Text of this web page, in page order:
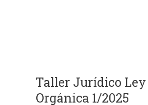
Taller Jurídico Ley
Orgánica 1/2025